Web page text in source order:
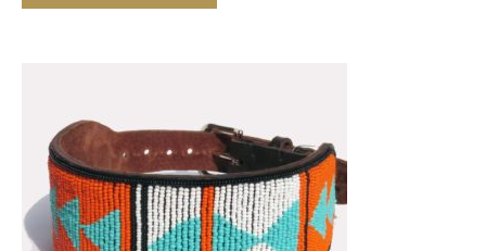
weist
mehrere
Varianten
auf.
Die